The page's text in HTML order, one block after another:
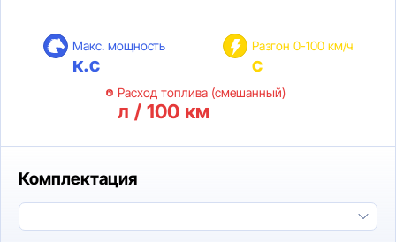
Макс. мощность
к.с
Разгон 0-100 км/ч
с
Расход топлива (смешанный)
л / 100 км
Комплектация